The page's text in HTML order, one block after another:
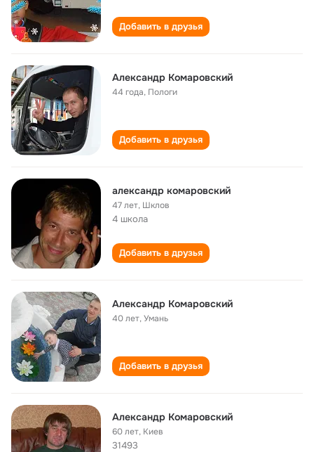
Добавить в друзья
Александр Комаровский
44 года, Пологи
Добавить в друзья
александр комаровский
47 лет, Шклов
4 школа
Добавить в друзья
Александр Комаровский
40 лет,Умань
Добавить в друзья
Александр Комаровский
60 лет, Киев
31493